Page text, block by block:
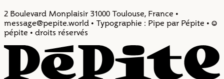
2 Boulevard Monplaisir 31000 Toulouse, France •
message@pepite.world • Typographie : Pipe par Pépite • :)
pépite • droits réservés